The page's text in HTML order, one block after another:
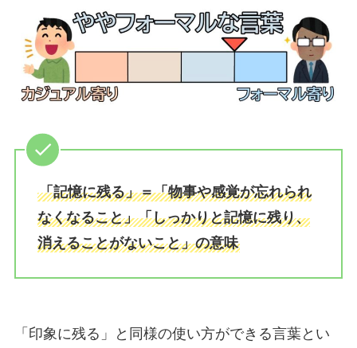
「記憶に残る」＝「物事や感覚が忘れられ
なくなること」「しっかりと記憶に残り、
消えることがないこと」の意味
「印象に残る」と同様の使い方ができる言葉とい